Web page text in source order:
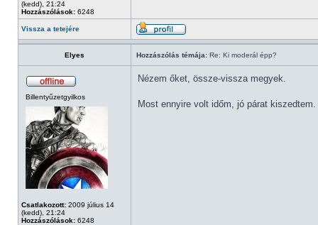
(kedd), 21:24
Hozzászólások: 6248
Vissza a tetejére
Elyes Hozzászólás témája: Re: Ki moderál épp?
Billentyűzetgyilkos
Csatlakozott: 2009 július 14
(kedd), 21:24
Hozzászólások: 6248
Nézem őket, össze-vissza megyek.
Most ennyire volt időm, jó párat kiszedtem.